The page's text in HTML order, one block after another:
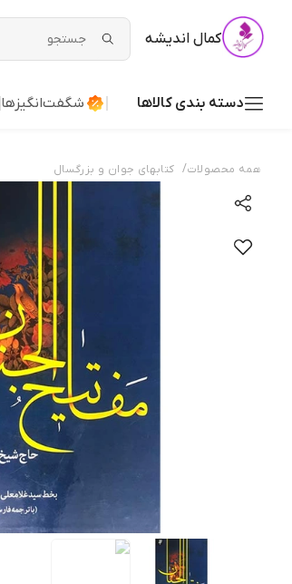
کمال اندیشه
دسته بندی کالاها شگفت‌انگیزها
همه محصولات/ کتابهای جوان و بزرگسال